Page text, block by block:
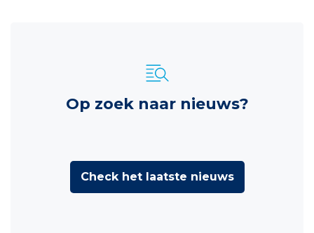
Op zoek naar nieuws?
Check het laatste nieuws